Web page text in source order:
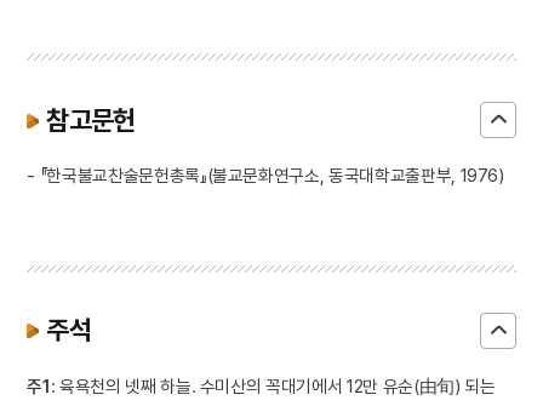
참고문헌
- 『한국불교찬술문헌총록』(불교문화연구소, 동국대학교출판부, 1976)
주석
주1: 육욕천의 넷째 하늘. 수미산의 꼭대기에서 12만 유순(由旬) 되는